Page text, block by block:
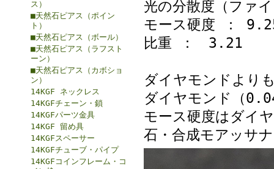
ス）
■天然石ピアス（ポイン
ト）
■天然石ピアス（ボール）
■天然石ピアス（ラフスト
ーン）
■天然石ピアス（カボショ
ン）
14KGF ネックレス
14KGFチェーン・鎖
14KGFパーツ金具
14KGF 留め具
14KGFスペーサー
14KGFチューブ・パイプ
14KGFコインフレーム・コ
光の分散度（ファ
モース硬度 ：
比重 ： 3.21
ダイヤモンドより
ダイヤモンド（
モース硬度はダイ
石・合成モアッサ